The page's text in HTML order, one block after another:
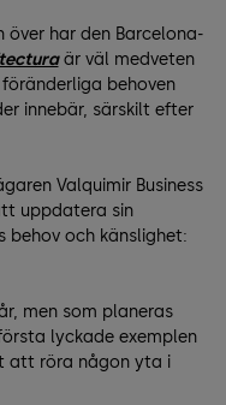
har den Barcelona-
är väl medveten
behoven
innebär, särskilt efter
Valquimir Business
uppdatera sin
behov och känslighet:
men som planeras
lyckade exemplen
att röra någon yta i